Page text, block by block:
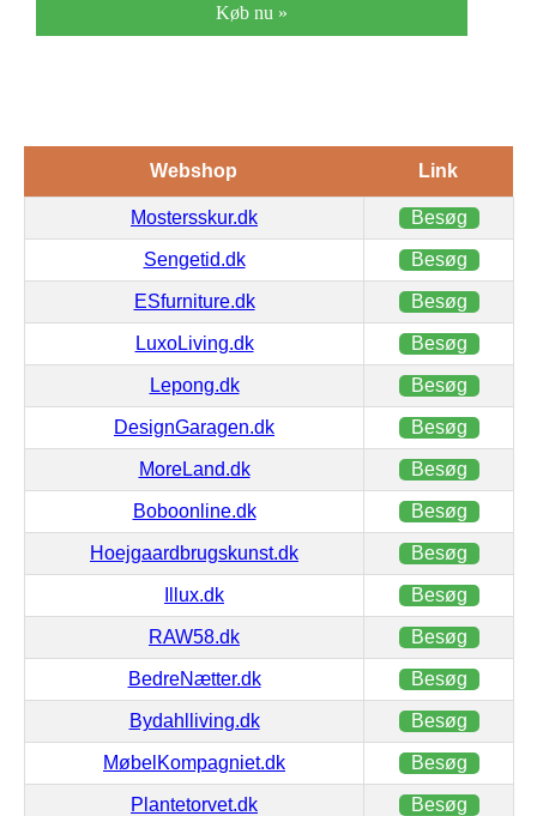
Køb nu »
Webshop Link
Mostersskur.dk Besøg
Sengetid.dk Besøg
ESfurniture.dk Besøg
LuxoLiving.dk Besøg
Lepong.dk Besøg
DesignGaragen.dk Besøg
MoreLand.dk Besøg
Boboonline.dk Besøg
Hoejgaardbrugskunst.dk Besøg
Illux.dk Besøg
RAW58.dk Besøg
BedreNætter.dk Besøg
Bydahlliving.dk Besøg
MøbelKompagniet.dk Besøg
Plantetorvet.dk Besøg